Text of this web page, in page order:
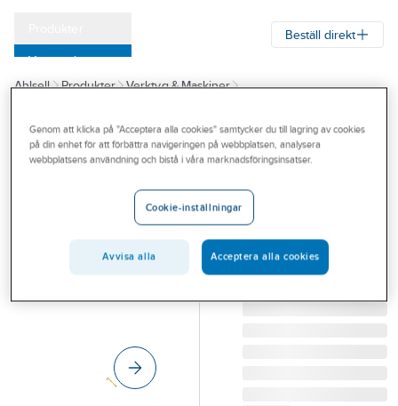
Varumärken
Kampanjer
Outlet
Branscher
Beställ direkt
Ahlsell Produkter
Verktyg & Maskiner
IRONSIDE
Klyvyxa Ironside
Glasfiber
KLYVYXA IRONSIDE
1,6KG 615MM
GLASFIBER 102352
Artikelnummer:
Genom att klicka på "Acceptera alla cookies" samtycker du till lagring av cookies
på din enhet för att förbättra navigeringen på webbplatsen, analysera
webbplatsens användning och bistå i våra marknadsföringsinsatser.
Cookie-inställningar
Avvisa alla Acceptera alla cookies